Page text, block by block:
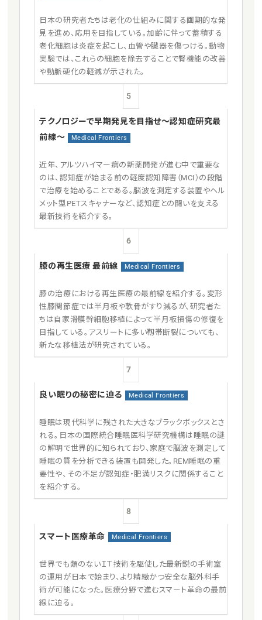
日本の研究者たちは老化の仕組みに関する画期的な発
見を進め、応用を目指している。加齢に伴って蓄積する
老化細胞は炎症を起こし、血管や臓器を傷つける。動物
実験では、これらの細胞を除去することで腎機能の改善
や動脈硬化の軽減が示された。
5
テクノロジーで早期発見を目指せ〜認知症研究最
前線〜
Medical Frontiers
近年、アルツハイマー病の新薬開発が進む中で重要な
のは、認知症が始まる前の軽度認知障害（MCI）の段階
で治療を始めることである。脳波を測定する装置やヘル
メット型PETスキャナーなど、認知症との闘いを支える
最新技術を紹介する。
6
膝の再生医療 最前線 Medical Frontiers
膝の治療における再生医療の最前線を紹介する。変形
性膝関節症では半月板や軟骨がすり減るが、研究者た
ちは自家滑膜幹細胞移植によって半月板損傷の修復を
目指している。アスリートに多い靱帯断裂についても、
新たな移植法が研究されている。
7
良い眠りの秘密に迫る Medical Frontiers
睡眠は現代科学に残された大きなブラックボックスとさ
れる。日本の国際統合睡眠医科学研究機構は睡眠の謎
の解明で世界的に知られており、家庭で脳波を測定して
睡眠の質を分析できる装置も開発した。REM睡眠の重
要性や、その不足が認知症・肥満リスクに関係すること
を紹介する。
8
スマート医療革命 Medical Frontiers
世界でも類のないＩＴ技術を駆使した最新鋭の手術室
の運用が日本で始まり、より精緻かつ安全な脳外科手
術が可能になった。医療分野で進むスマート革命の最前
線に迫る。